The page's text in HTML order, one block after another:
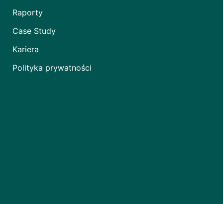
Raporty
Case Study
Kariera
Polityka prywatności